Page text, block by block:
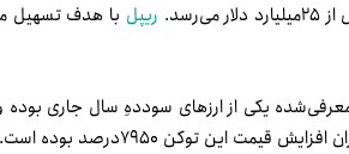
ریپل با هدف تسهیل
معرفی‌­شده یکی از ارزهای سودده‌­ِ سال جاری